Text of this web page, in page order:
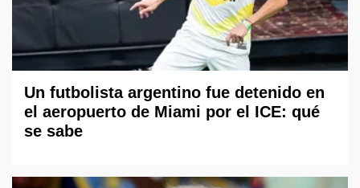
Un futbolista argentino fue detenido en
el aeropuerto de Miami por el ICE: qué
se sabe